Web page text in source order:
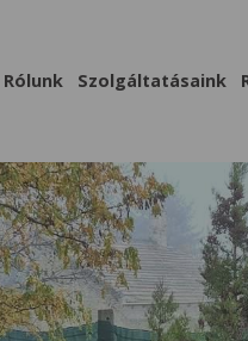
Rólunk Szolgáltatásaink